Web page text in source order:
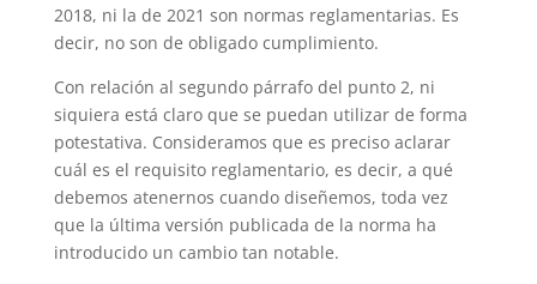
2018, ni la de 2021 son normas reglamentarias. Es
decir, no son de obligado cumplimiento.
Con relación al segundo párrafo del punto 2, ni
siquiera está claro que se puedan utilizar de forma
potestativa. Consideramos que es preciso aclarar
cuál es el requisito reglamentario, es decir, a qué
debemos atenernos cuando diseñemos, toda vez
que la última versión publicada de la norma ha
introducido un cambio tan notable.